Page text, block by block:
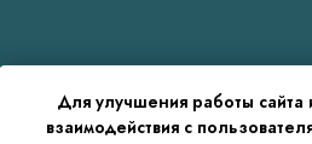
Для улучшения работы сайта
взаимодействия с